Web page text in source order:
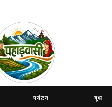
पर्यटन यूथ